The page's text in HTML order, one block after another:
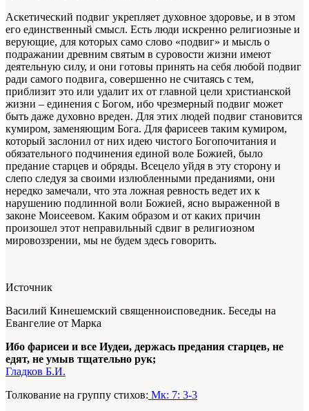
Аскетический подвиг укрепляет духовное здоровье, и в этом
его единственный смысл. Есть люди искренно религиозные и
верующие, для которых само слово «подвиг» и мысль о
подражании древним святым в суровости жизни имеют
деятельную силу, и они готовы принять на себя любой подвиг
ради самого подвига, совершенно не считаясь с тем,
приблизит это или удалит их от главной цели христианской
жизни – единения с Богом, ибо чрезмерный подвиг может
быть даже духовно вреден. Для этих людей подвиг становится
кумиром, заменяющим Бога. Для фарисеев таким кумиром,
который заслонил от них идею чистого Богопочитания и
обязательного подчинения единой воле Божией, было
предание старцев и обряды. Всецело уйдя в эту сторону и
слепо следуя за своими излюбленными преданиями, они
нередко замечали, что эта ложная ревность ведет их к
нарушению подлинной воли Божией, ясно выраженной в
законе Моисеевом. Каким образом и от каких причин
произошел этот неправильный сдвиг в религиозном
мировоззрении, мы не будем здесь говорить.
Источник
Василий Кинешемский священноисповедник. Беседы на
Евангелие от Марка
Ибо фарисеи и все Иудеи, держась предания старцев, не
едят, не умыв тщательно рук;
Гладков Б.И.
Толкование на группу стихов: Мк: 7: 3-3